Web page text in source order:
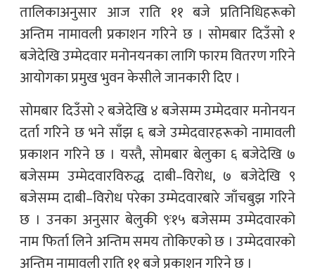
तालिकाअनुसार आज राति ११ बजे प्रतिनिधिहरूको
अन्तिम नामावली प्रकाशन गरिने छ । सोमबार दिउँसो १
बजेदेखि उम्मेदवार मनोनयनका लागि फारम वितरण गरिने
आयोगका प्रमुख भुवन केसीले जानकारी दिए ।
सोमबार दिउँसो २ बजेदेखि ४ बजेसम्म उम्मेदवार मनोनयन
दर्ता गरिने छ भने साँझ ६ बजे उम्मेदवारहरूको नामावली
प्रकाशन गरिने छ । यस्तै, सोमबार बेलुका ६ बजेदेखि ७
बजेसम्म उम्मेदवारविरुद्ध दाबी–विरोध, ७ बजेदेखि ९
बजेसम्म दाबी–विरोध परेका उम्मेदवारबारे जाँचबुझ गरिने
छ । उनका अनुसार बेलुकी ९ः१५ बजेसम्म उम्मेदवारको
नाम फिर्ता लिने अन्तिम समय तोकिएको छ । उम्मेदवारको
अन्तिम नामावली राति ११ बजे प्रकाशन गरिने छ ।